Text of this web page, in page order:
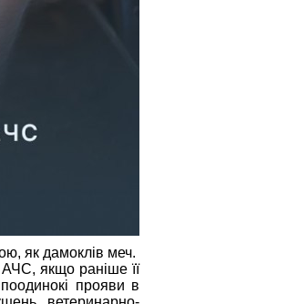
як дамоклів меч.
АЧС, якщо раніше її
прояви в